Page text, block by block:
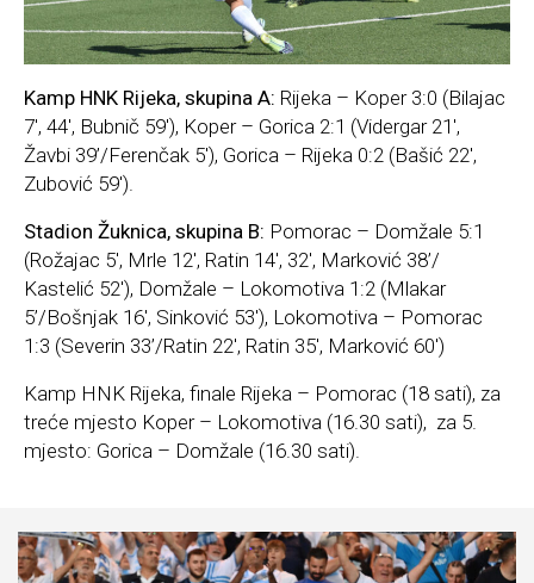
Kamp HNK Rijeka, skupina A: Rijeka – Koper 3:0 (Bilajac
7′, 44′, Bubnič 59′), Koper – Gorica 2:1 (Vidergar 21′,
Žavbi 39’/Ferenčak 5′), Gorica – Rijeka 0:2 (Bašić 22′,
Zubović 59′).
Stadion Žuknica, skupina B: Pomorac – Domžale 5:1
(Rožajac 5′, Mrle 12′, Ratin 14′, 32′, Marković 38’/
Kastelić 52′), Domžale – Lokomotiva 1:2 (Mlakar
5’/Bošnjak 16′, Sinković 53′), Lokomotiva – Pomorac
1:3 (Severin 33’/Ratin 22′, Ratin 35′, Marković 60′)
Kamp HNK Rijeka, finale Rijeka – Pomorac (18 sati), za
treće mjesto Koper – Lokomotiva (16.30 sati), za 5.
mjesto: Gorica – Domžale (16.30 sati).